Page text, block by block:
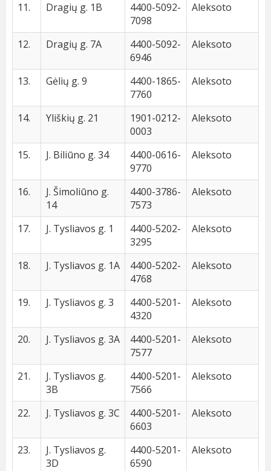
11. Dragių g. 1B
4400-5092-
7098
Aleksoto
12. Dragių g. 7A
4400-5092-
6946
Aleksoto
13. Gėlių g. 9
4400-1865-
7760
Aleksoto
14. Yliškių g. 21
1901-0212-
0003
Aleksoto
15. J. Biliūno g. 34
4400-0616-
9770
Aleksoto
16.
J. Šimoliūno g.
14
4400-3786-
7573
Aleksoto
17. J. Tysliavos g. 1
4400-5202-
3295
Aleksoto
18. J. Tysliavos g. 1A
4400-5202-
4768
Aleksoto
19. J. Tysliavos g. 3
4400-5201-
4320
Aleksoto
20. J. Tysliavos g. 3A
4400-5201-
7577
Aleksoto
21.
J. Tysliavos g.
3B
4400-5201-
7566
Aleksoto
22. J. Tysliavos g. 3C
4400-5201-
6603
Aleksoto
23.
J. Tysliavos g.
3D
4400-5201-
6590
Aleksoto